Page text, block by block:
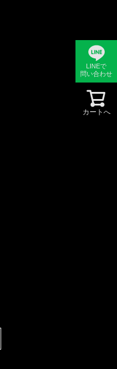
LINEで
問い合わせ
カートへ